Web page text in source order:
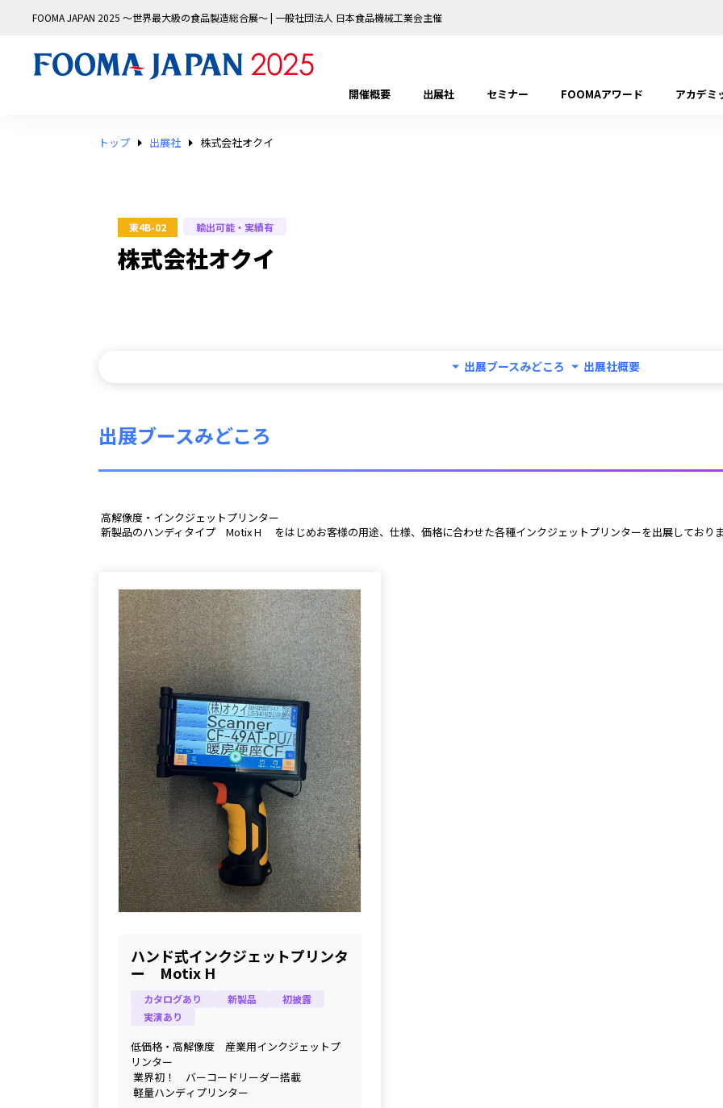
FOOMA JAPAN 2025 〜世界最大級の食品製造総合展〜 | 一般社団法人 日本食品機械工業会主催
開催概要 出展社 セミナー FOOMAアワード アカデミ
トップ 出展社 株式会社オクイ
東4B-02 輸出可能・実績有
株式会社オクイ
出展ブースみどころ 出展社概要
出展ブースみどころ
高解像度・インクジェットプリンター
新製品のハンディタイプ　Motix H 　をはじめお客様の用途、仕様、価格に合わせた各種インクジェットプリンターを出展しており
ハンド式インクジェットプリンタ
ー Motix H
カタログあり 新製品
初披露
実演あり
低価格・高解像度　産業用インクジェットプ
リンター
業界初！　バーコードリーダー搭載
軽量ハンディプリンター